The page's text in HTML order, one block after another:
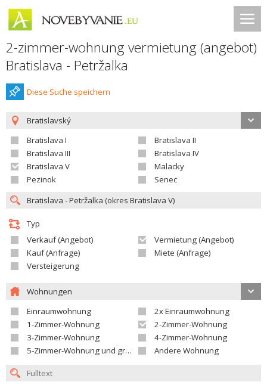
2-zimmer-wohnung vermietung (angebot)
Bratislava - Petržalka
Diese Suche speichern
Bratislavský
Bratislava I
Bratislava II
Bratislava III
Bratislava IV
Bratislava V
Malacky
Pezinok
Senec
Typ
Verkauf (Angebot)
Vermietung (Angebot)
Kauf (Anfrage)
Miete (Anfrage)
Versteigerung
Wohnungen
Einraumwohnung
2x Einraumwohnung
1-Zimmer-Wohnung
2-Zimmer-Wohnung
3-Zimmer-Wohnung
4-Zimmer-Wohnung
5-Zimmer-Wohnung und größer
Andere Wohnung